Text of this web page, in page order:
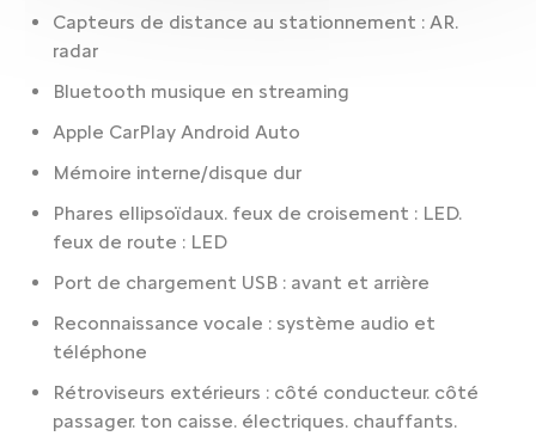
Capteurs de distance au stationnement : AR.
radar
Bluetooth musique en streaming
Apple CarPlay Android Auto
Mémoire interne/disque dur
Phares ellipsoïdaux. feux de croisement : LED.
feux de route : LED
Port de chargement USB : avant et arrière
Reconnaissance vocale : système audio et
téléphone
Rétroviseurs extérieurs : côté conducteur. côté
passager. ton caisse. électriques. chauffants.